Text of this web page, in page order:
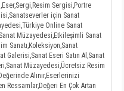
Sergisi,Portre
için Sanat
Online Sanat
Müzayedesi,Etkileşimli Sanat
Sanatı,Koleksiyon,Sanat
Galerisi,Sanat Eseri Satın Al,Sanat
Müzayedesi,Ücretsiz Resim
Alınır,Eserlerinizi
Ressamlar,Değeri En Çok Artan